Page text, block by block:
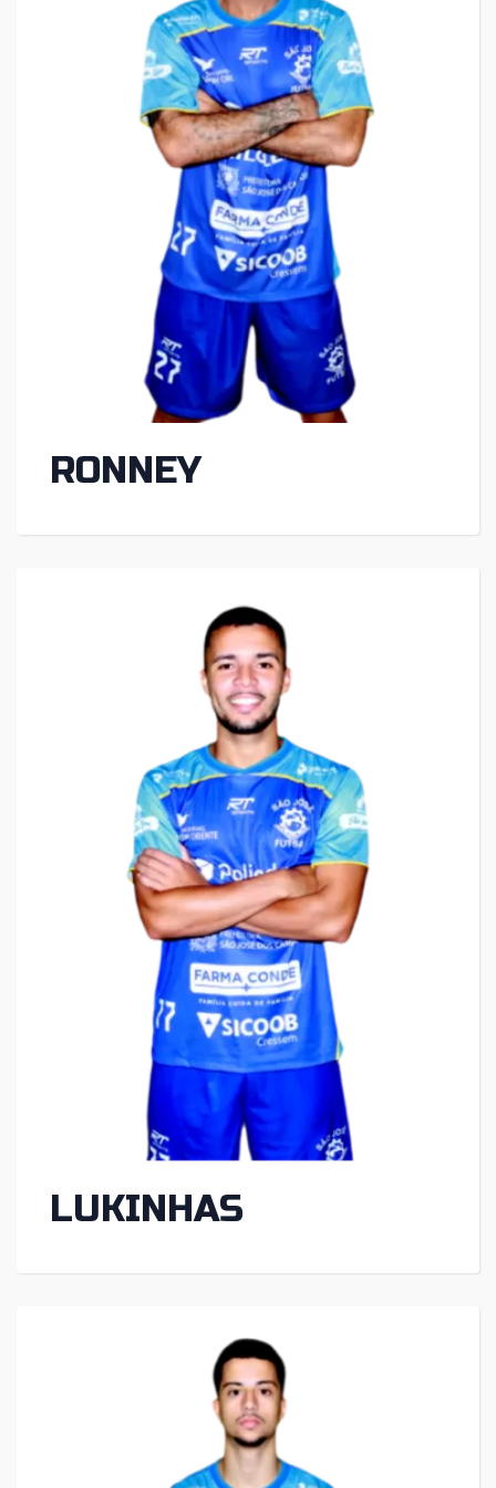
RONNEY
LUKINHAS